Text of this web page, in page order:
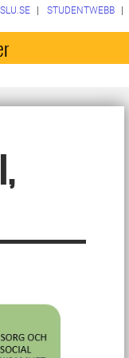
SLU.SE STUDENTWEBB